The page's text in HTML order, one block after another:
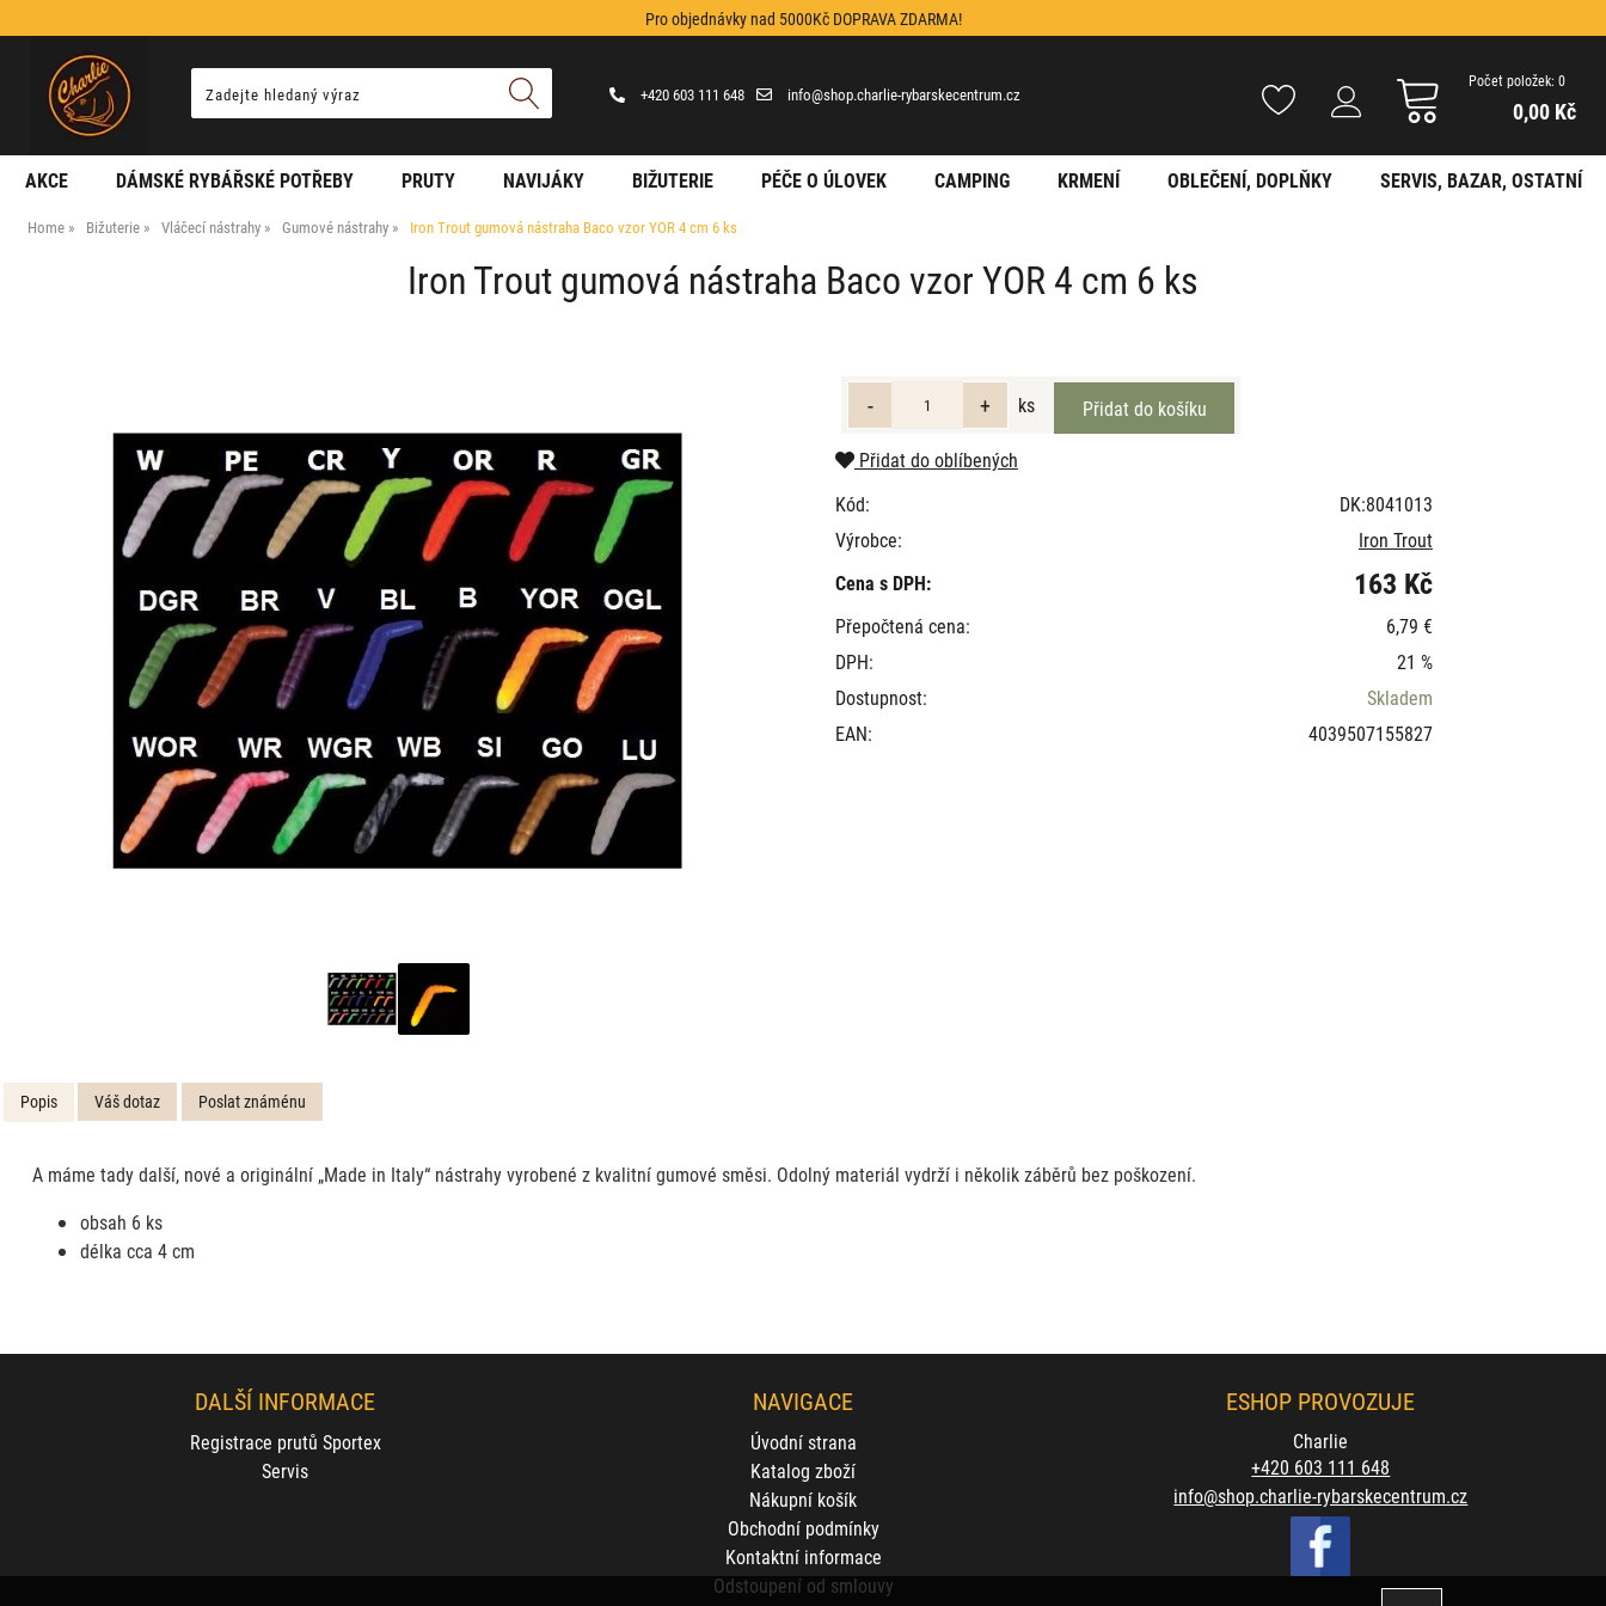
Pro objednávky nad 5000Kč DOPRAVA ZDARMA!
+420 603 111 648 info@shop.charlie-rybarskecentrum.cz
Počet položek: 0
0,00 Kč
AKCE DÁMSKÉ RYBÁŘSKÉ POTŘEBY PRUTY NAVIJÁKY BIŽUTERIE PÉČE O ÚLOVEK CAMPING KRMENÍ OBLEČENÍ, DOPLŇKY SERVIS, BAZAR, OSTATNÍ
Home Bižuterie Vláčecí nástrahy Gumové nástrahy Iron Trout gumová nástraha Baco vzor YOR 4 cm 6 ks
Iron Trout gumová nástraha Baco vzor YOR 4 cm 6 ks
ks
Přidat do oblíbených
Kód:
DK:8041013
Výrobce:
Iron Trout
Cena s DPH:
163 Kč
Přepočtená cena:
6,79 €
DPH:
21 %
Dostupnost:
Skladem
EAN:
4039507155827
Popis Váš dotaz Poslat známénu
A máme tady další, nové a originální „Made in Italy“ nástrahy vyrobené z kvalitní gumové směsi. Odolný materiál vydrží i několik záběrů bez poškození.
obsah 6 ks
délka cca 4 cm
DALŠÍ INFORMACE
Registrace prutů Sportex
Servis
NAVIGACE
Úvodní strana
Katalog zboží
Nákupní košík
Obchodní podmínky
Kontaktní informace
Odstoupení od smlouvy
ESHOP PROVOZUJE
Charlie
+420 603 111 648
info@shop.charlie-rybarskecentrum.cz